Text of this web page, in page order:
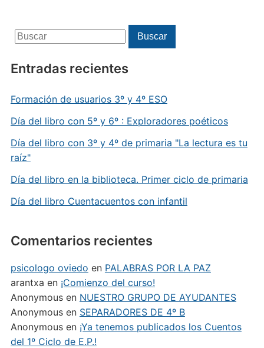
Buscar: Buscar
Entradas recientes
Formación de usuarios 3º y 4º ESO
Día del libro con 5º y 6º : Exploradores poéticos
Día del libro con 3º y 4º de primaria "La lectura es tu
raíz"
Día del libro en la biblioteca. Primer ciclo de primaria
Día del libro Cuentacuentos con infantil
Comentarios recientes
psicologo oviedo en PALABRAS POR LA PAZ
arantxa en ¡Comienzo del curso!
Anonymousen NUESTRO GRUPO DE AYUDANTES
Anonymousen SEPARADORES DE 4º B
Anonymousen ¡Ya tenemos publicados los Cuentos
del 1º Ciclo de E.P.!